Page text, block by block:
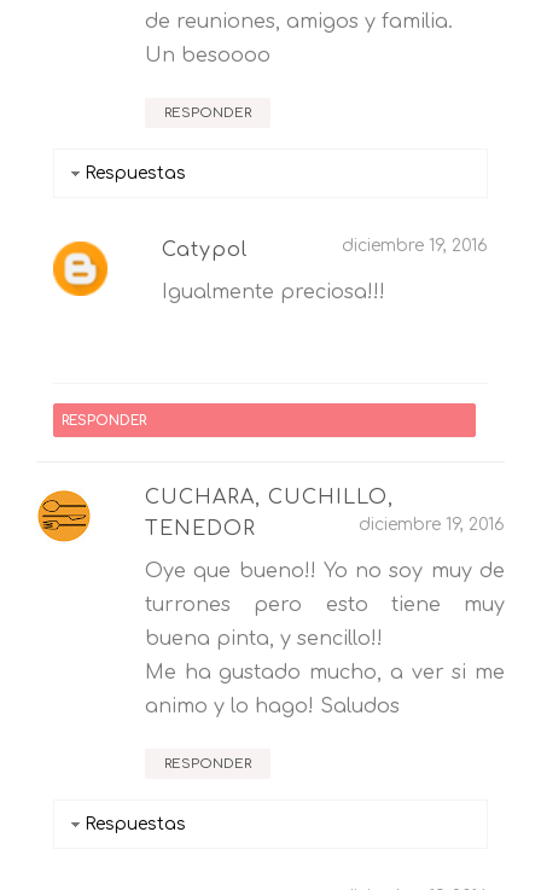
de reuniones, amigos y familia.
Un besoooo
RESPONDER
Respuestas
Catypol diciembre 19, 2016
Igualmente preciosa!!!
RESPONDER
CUCHARA, CUCHILLO,
TENEDOR
diciembre 19, 2016
Oye que bueno!! Yo no soy muy de
turrones pero esto tiene muy
buena pinta, y sencillo!!
Me ha gustado mucho, a ver si me
animo y lo hago! Saludos
RESPONDER
Respuestas